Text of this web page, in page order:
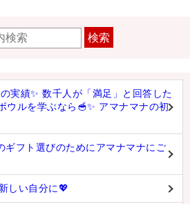
検索
実績✨ 数千人が「満足」と回答した
ウルを学ぶなら🥣✨ アマナマナの初
ギフト選びのためにアマナマナにご
しい自分に💖